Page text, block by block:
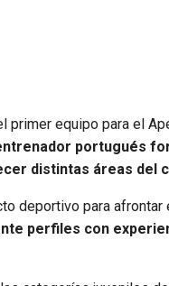
primer equipo para el
portugués
distintas áreas del
deportivo para afrontar
perfiles con